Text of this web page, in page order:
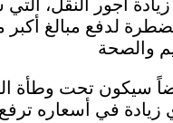
أجور النقل،
لدفع مبالغ أكبر
سيكون تحت وطأة
زيادة في أسعاره